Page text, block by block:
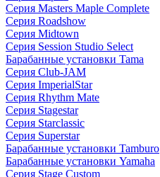
Серия Masters Maple Complete
Серия Roadshow
Серия Midtown
Серия Session Studio Select
Барабанные установки Tama
Серия Club-JAM
Серия ImperialStar
Серия Rhythm Mate
Серия Stagestar
Серия Starclassic
Серия Superstar
Барабанные установки Tamburo
Барабанные установки Yamaha
Серия Stage Custom